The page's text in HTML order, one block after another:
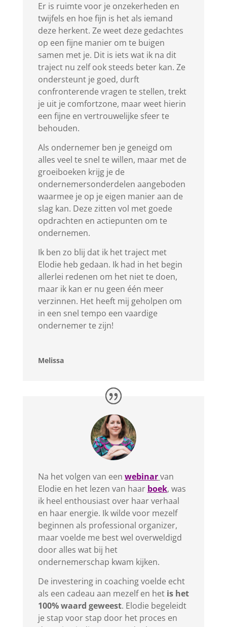
Er is ruimte voor je onzekerheden en
twijfels en hoe fijn is het als iemand
deze herkent. Ze weet deze gedachtes
op een fijne manier om te buigen
samen met je. Dit is iets wat ik na dit
traject nu zelf ook steeds beter kan. Ze
ondersteunt je goed, durft
confronterende vragen te stellen, trekt
je uit je comfortzone, maar weet hierin
een fijne en vertrouwelijke sfeer te
behouden.
Als ondernemer ben je geneigd om
alles veel te snel te willen, maar met de
groeiboeken krijg je de
ondernemersonderdelen aangeboden
waarmee je op je eigen manier aan de
slag kan. Deze zitten vol met goede
opdrachten en actiepunten om te
ondernemen.
Ik ben zo blij dat ik het traject met
Elodie heb gedaan. Ik had in het begin
allerlei redenen om het niet te doen,
maar ik kan er nu geen één meer
verzinnen. Het heeft mij geholpen om
in een snel tempo een vaardige
ondernemer te zijn!
Melissa
Na het volgen van een webinarvan
Elodie en het lezen van haar boek, was
ik heel enthousiast over haar verhaal
en haar energie. Ik wilde voor mezelf
beginnen als professional organizer,
maar voelde me best wel overweldigd
door alles wat bij het
ondernemerschap kwam kijken.
De investering in coaching voelde echt
als een cadeau aan mezelf en het is het
100% waard geweest. Elodie begeleidt
je stap voor stap door het proces en